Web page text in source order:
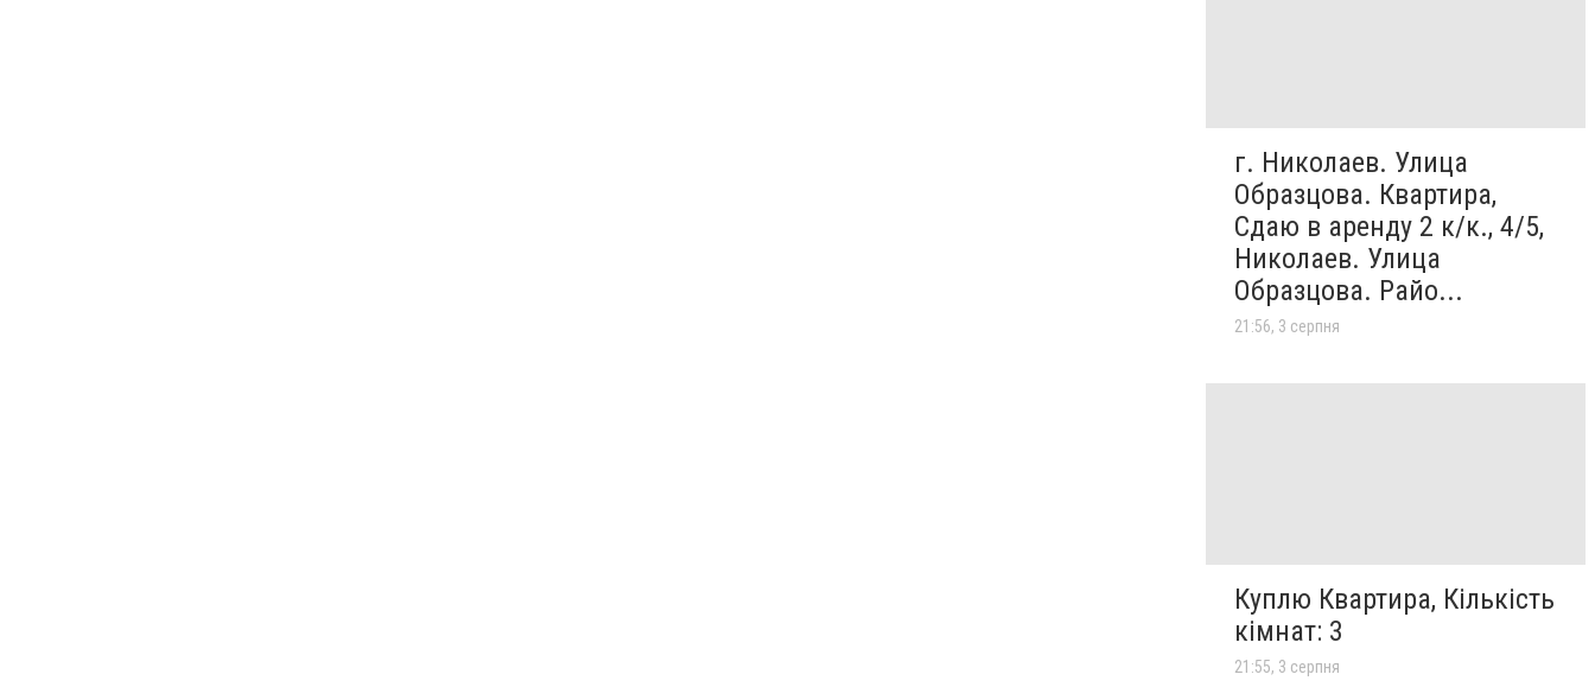
г. Николаев. Улица
Образцова. Квартира,
Сдаю в аренду 2 к/к., 4/5,
Николаев. Улица
Образцова. Райо...
21:56, 3 серпня
Куплю Квартира, Кількість
кімнат: 3
21:55, 3 серпня